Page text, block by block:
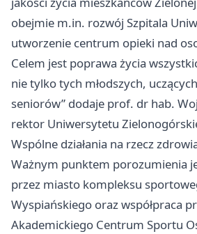
obejmie m.in. rozwój Szpitala
utworzenie centrum opieki nad
Celem jest poprawa życia
nie tylko tych młodszych,
seniorów” dodaje prof. dr hab.
rektor Uniwersytetu
Wspólne działania na rzecz
Ważnym punktem porozumienia
przez miasto kompleksu
Wyspiańskiego oraz współpraca
Akademickiego Centrum Sportu